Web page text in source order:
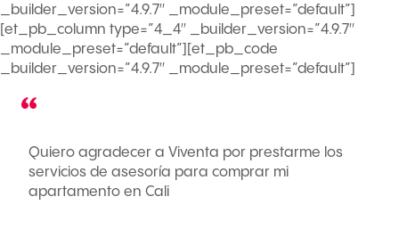
_builder_version=”4.9.7″ _module_preset=”default”]
[et_pb_column type=”4_4″ _builder_version=”4.9.7″
_module_preset=”default”][et_pb_code
_builder_version=”4.9.7″ _module_preset=”default”]
Quiero agradecer a Viventa por prestarme los
servicios de asesoría para comprar mi
apartamento en Cali